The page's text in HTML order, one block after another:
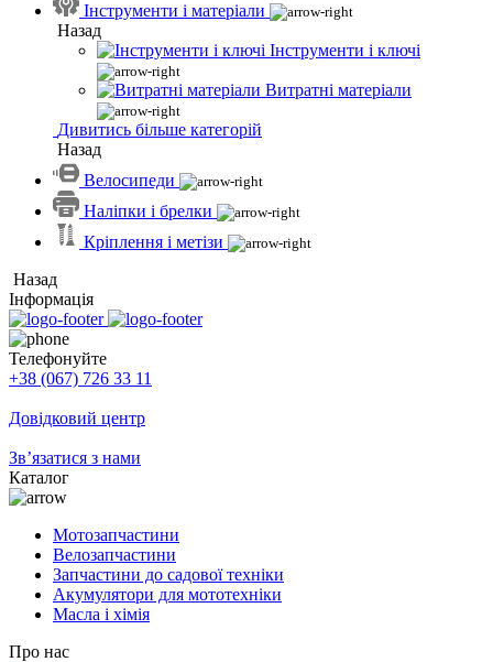
Інструменти і матеріали
Назад
Інструменти і ключі
Витратні матеріали
Дивитись більше категорій
Назад
Велосипеди
Наліпки і брелки
Кріплення і метізи
Назад
Інформація
Телефонуйте
+38 (067) 726 33 11
Довідковий центр
Зв’язатися з нами
Каталог
Мотозапчастини
Велозапчастини
Запчастини до садової техніки
Акумулятори для мототехніки
Масла і хімія
Про нас